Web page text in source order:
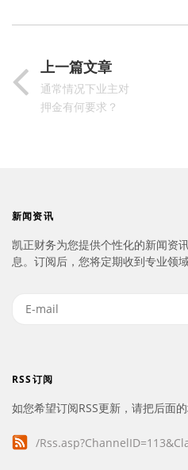
上一篇文章
通常情况下业主对
押金有何要求？
新闻资讯
凯正财务为您提供个性化的新闻资
息。订阅后，您将定期收到专业领
RSS订阅
如您希望订阅RSS更新，请把后面
/